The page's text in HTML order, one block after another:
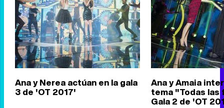
Ana y Nerea actúan en la gala
3 de 'OT 2017'
Ana y Amaia
tema "Todas las
Gala 2 de 'OT